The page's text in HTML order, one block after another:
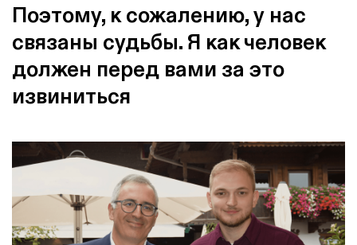
Поэтому, к сожалению, у нас
связаны судьбы. Я как человек
должен перед вами за это
извиниться